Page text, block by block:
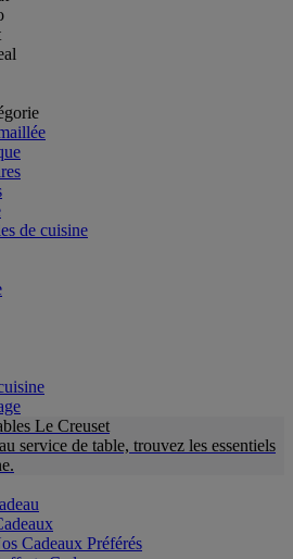
de cuisine
Le Creuset
service de table, trouvez les essentiels
Cadeaux Préférés